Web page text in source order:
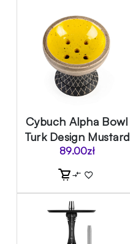
Cybuch Alpha Bowl
Turk Design Mustard
89.00zł